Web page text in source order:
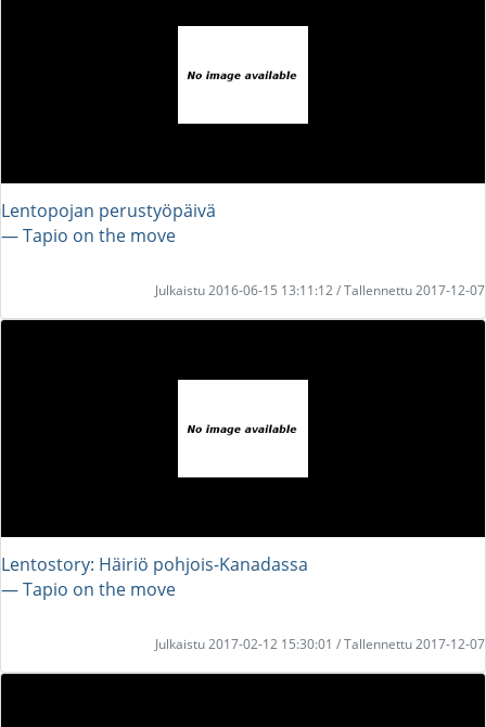
Lentopojan perustyöpäivä
― Tapio on the move
Julkaistu 2016-06-15 13:11:12 / Tallennettu 2017-12-07
Lentostory: Häiriö pohjois-Kanadassa
― Tapio on the move
Julkaistu 2017-02-12 15:30:01 / Tallennettu 2017-12-07